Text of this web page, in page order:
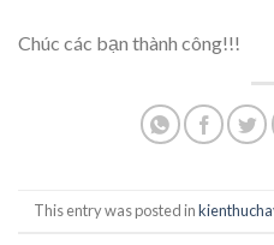
Chúc các bạn thành công!!!
This entry was posted in